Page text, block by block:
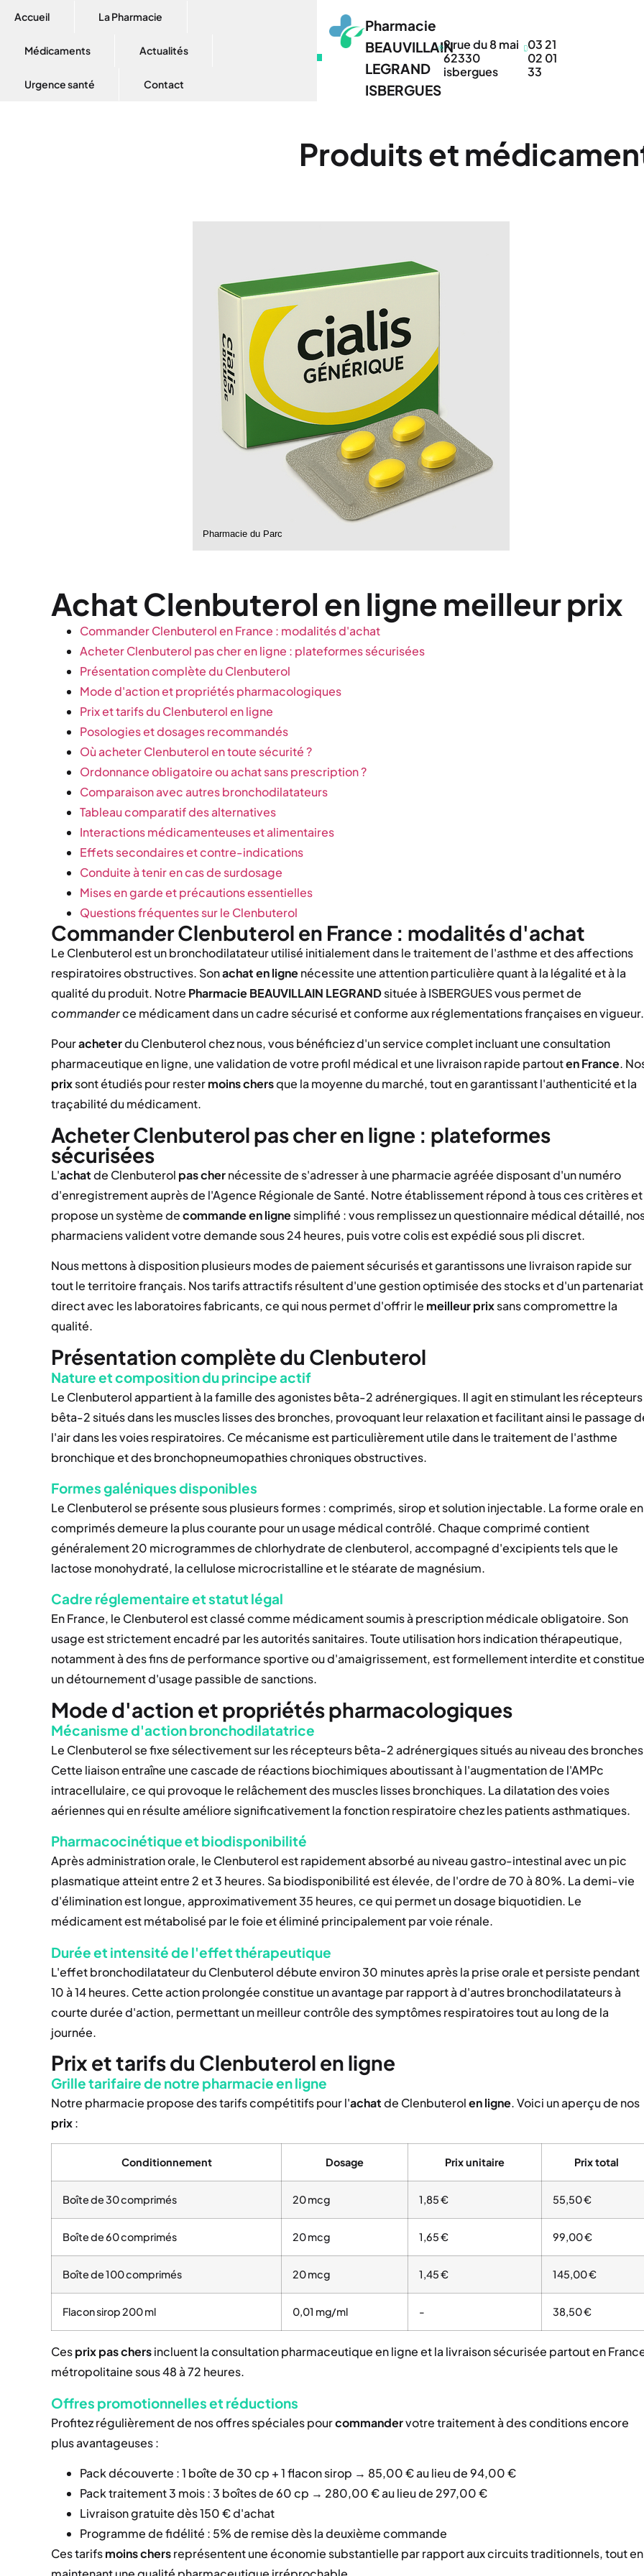
Pharmacie
BEAUVILLAIN
LEGRAND
ISBERGUES
9 rue du 8 mai
62330
isbergues
03 21
02 01
33
Accueil La Pharmacie
Médicaments Actualités
Urgence santé Contact
Produits et
Achat Clenbuterol en ligne meilleur prix
Commander Clenbuterol en France : modalités d'achat
Acheter Clenbuterol pas cher en ligne : plateformes sécurisées
Présentation complète du Clenbuterol
Mode d'action et propriétés pharmacologiques
Prix et tarifs du Clenbuterol en ligne
Posologies et dosages recommandés
Où acheter Clenbuterol en toute sécurité ?
Ordonnance obligatoire ou achat sans prescription ?
Comparaison avec autres bronchodilatateurs
Tableau comparatif des alternatives
Interactions médicamenteuses et alimentaires
Effets secondaires et contre-indications
Conduite à tenir en cas de surdosage
Mises en garde et précautions essentielles
Questions fréquentes sur le Clenbuterol
Commander Clenbuterol en France : modalités d'achat
Le Clenbuterol est un bronchodilatateur utilisé initialement dans le traitement de l'asthme et des affections
respiratoires obstructives. Sonachat en lignenécessite une attention particulière quant à la légalité et à la
qualité du produit. Notre Pharmacie BEAUVILLAIN LEGRANDsituée à ISBERGUES vous permet de
commanderce médicament dans un cadre sécurisé et conforme aux réglementations françaises en vigueur.
Pouracheterdu Clenbuterol chez nous, vous bénéficiez d'un service complet incluant une consultation
pharmaceutique en ligne, une validation de votre profil médical et une livraison rapide partouten France.
prixsont étudiés pour restermoins chersque la moyenne du marché, tout en garantissant l'authenticité et la
traçabilité du médicament.
Acheter Clenbuterol pas cher en ligne : plateformes
sécurisées
L'achatde Clenbuterol pas chernécessite de s'adresser à une pharmacie agréée disposant d'un numéro
d'enregistrement auprès de l'Agence Régionale de Santé. Notre établissement répond à tous ces critères et
propose un système decommande en lignesimplifié : vous remplissez un questionnaire médical détaillé,
pharmaciens valident votre demande sous 24 heures, puis votre colis est expédié sous pli discret.
Nous mettons à disposition plusieurs modes de paiement sécurisés et garantissons une livraison rapide sur
tout le territoire français. Nos tarifs attractifs résultent d'une gestion optimisée des stocks et d'un partenariat
direct avec les laboratoires fabricants, ce qui nous permet d'offrir le meilleur prixsans compromettre la
qualité.
Présentation complète du Clenbuterol
Nature et composition du principe actif
Le Clenbuterol appartient à la famille des agonistes bêta-2 adrénergiques. Il agit en stimulant les récepteurs
bêta-2 situés dans les muscles lisses des bronches, provoquant leur relaxation et facilitant ainsi le passage
l'air dans les voies respiratoires. Ce mécanisme est particulièrement utile dans le traitement de l'asthme
bronchique et des bronchopneumopathies chroniques obstructives.
Formes galéniques disponibles
Le Clenbuterol se présente sous plusieurs formes : comprimés, sirop et solution injectable. La forme orale en
comprimés demeure la plus courante pour un usage médical contrôlé. Chaque comprimé contient
généralement 20 microgrammes de chlorhydrate de clenbuterol, accompagné d'excipients tels que le
lactose monohydraté, la cellulose microcristalline et le stéarate de magnésium.
Cadre réglementaire et statut légal
En France, le Clenbuterol est classé comme médicament soumis à prescription médicale obligatoire. Son
usage est strictement encadré par les autorités sanitaires. Toute utilisation hors indication thérapeutique,
notamment à des fins de performance sportive ou d'amaigrissement, est formellement interdite et constitue
un détournement d'usage passible de sanctions.
Mode d'action et propriétés pharmacologiques
Mécanisme d'action bronchodilatatrice
Le Clenbuterol se fixe sélectivement sur les récepteurs bêta-2 adrénergiques situés au niveau des
Cette liaison entraîne une cascade de réactions biochimiques aboutissant à l'augmentation de l'AMPc
intracellulaire, ce qui provoque le relâchement des muscles lisses bronchiques. La dilatation des voies
aériennes qui en résulte améliore significativement la fonction respiratoire chez les patients asthmatiques.
Pharmacocinétique et biodisponibilité
Après administration orale, le Clenbuterol est rapidement absorbé au niveau gastro-intestinal avec un pic
plasmatique atteint entre 2 et 3 heures. Sa biodisponibilité est élevée, de l'ordre de 70 à 80%. La demi-vie
d'élimination est longue, approximativement 35 heures, ce qui permet un dosage biquotidien. Le
médicament est métabolisé par le foie et éliminé principalement par voie rénale.
Durée et intensité de l'effet thérapeutique
L'effet bronchodilatateur du Clenbuterol débute environ 30 minutes après la prise orale et persiste pendant
10 à 14 heures. Cette action prolongée constitue un avantage par rapport à d'autres bronchodilatateurs à
courte durée d'action, permettant un meilleur contrôle des symptômes respiratoires tout au long de la
journée.
Prix et tarifs du Clenbuterol en ligne
Grille tarifaire de notre pharmacie en ligne
Notre pharmacie propose des tarifs compétitifs pour l'achatde Clenbuterolen ligne. Voici un aperçu de nos
prix:
Conditionnement Dosage Prix unitaire Prix total
Boîte de 30 comprimés 20 mcg 1,85 € 55,50 €
Boîte de 60 comprimés 20 mcg 1,65 € 99,00 €
Boîte de 100 comprimés 20 mcg 1,45 € 145,00 €
Flacon sirop 200 ml 0,01 mg/ml - 38,50 €
Cesprix pas chersincluent la consultation pharmaceutique en ligne et la livraison sécurisée partout en
métropolitaine sous 48 à 72 heures.
Offres promotionnelles et réductions
Profitez régulièrement de nos offres spéciales pourcommandervotre traitement à des conditions encore
plus avantageuses :
Pack découverte : 1 boîte de 30 cp + 1 flacon sirop → 85,00 € au lieu de 94,00 €
Pack traitement 3 mois : 3 boîtes de 60 cp → 280,00 € au lieu de 297,00 €
Livraison gratuite dès 150 € d'achat
Programme de fidélité : 5% de remise dès la deuxième commande
Ces tarifsmoins chersreprésentent une économie substantielle par rapport aux circuits traditionnels, tout en